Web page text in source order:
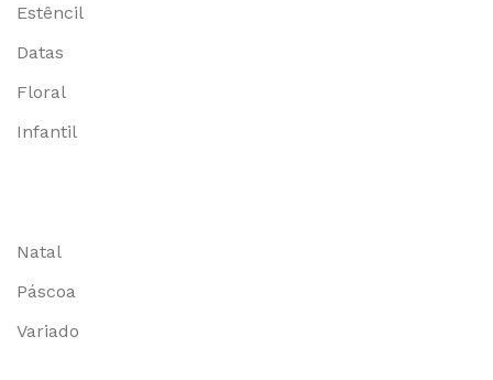
Estêncil
Datas
Floral
Infantil
Natal
Páscoa
Variado